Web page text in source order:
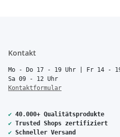
Kontakt
Mo - Do 17 - 19 Uhr | Fr 14 -
Sa 09 - 12 Uhr
Kontaktformular
✔ 40.000+ Qualitätsprodukte
✔ Trusted Shops zertifiziert
✔ Schneller Versand